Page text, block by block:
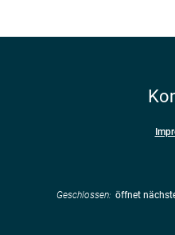
Klicken, um weitere
Geschlossen: öffnet